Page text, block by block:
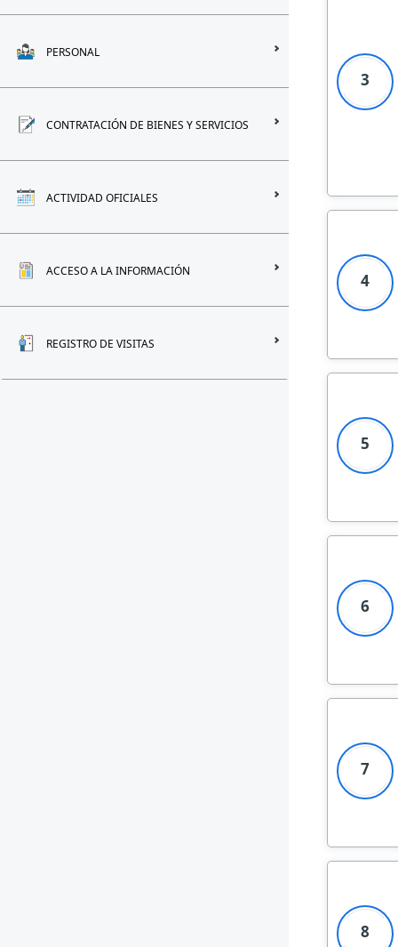
PERSONAL
CONTRATACIÓN DE BIENES Y SERVICIOS
ACTIVIDAD OFICIALES
ACCESO A LA INFORMACIÓN
REGISTRO DE VISITAS
3
4
5
6
7
8